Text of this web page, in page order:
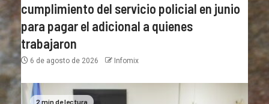
cumplimiento del servicio policial en junio
para pagar el adicional a quienes
trabajaron
6 de agosto de 2026 Infomix
2 min de lectura